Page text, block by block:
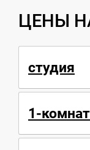
ЦЕНЫ
студия
1-